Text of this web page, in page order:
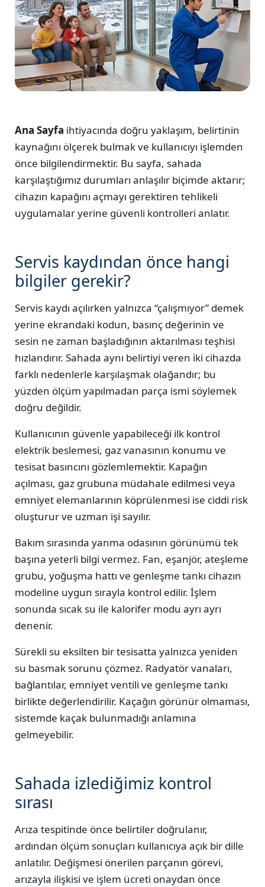
İstanbul genelinde planlı servis
Ana Sayfa ihtiyacında doğru yaklaşım, belirtinin
kaynağını ölçerek bulmak ve kullanıcıyı işlemden
önce bilgilendirmektir. Bu sayfa, sahada
karşılaştığımız durumları anlaşılır biçimde aktarır;
cihazın kapağını açmayı gerektiren tehlikeli
uygulamalar yerine güvenli kontrolleri anlatır.
Servis kaydından önce hangi
bilgiler gerekir?
Servis kaydı açılırken yalnızca “çalışmıyor” demek
yerine ekrandaki kodun, basınç değerinin ve
sesin ne zaman başladığının aktarılması teşhisi
hızlandırır. Sahada aynı belirtiyi veren iki cihazda
farklı nedenlerle karşılaşmak olağandır; bu
yüzden ölçüm yapılmadan parça ismi söylemek
doğru değildir.
Kullanıcının güvenle yapabileceği ilk kontrol
elektrik beslemesi, gaz vanasının konumu ve
tesisat basıncını gözlemlemektir. Kapağın
açılması, gaz grubuna müdahale edilmesi veya
emniyet elemanlarının köprülenmesi ise ciddi risk
oluşturur ve uzman işi sayılır.
Bakım sırasında yanma odasının görünümü tek
başına yeterli bilgi vermez. Fan, eşanjör, ateşleme
grubu, yoğuşma hattı ve genleşme tankı cihazın
modeline uygun sırayla kontrol edilir. İşlem
sonunda sıcak su ile kalorifer modu ayrı ayrı
denenir.
Sürekli su eksilten bir tesisatta yalnızca yeniden
su basmak sorunu çözmez. Radyatör vanaları,
bağlantılar, emniyet ventili ve genleşme tankı
birlikte değerlendirilir. Kaçağın görünür olmaması,
sistemde kaçak bulunmadığı anlamına
gelmeyebilir.
Sahada izlediğimiz kontrol
sırası
Arıza tespitinde önce belirtiler doğrulanır,
ardından ölçüm sonuçları kullanıcıya açık bir dille
anlatılır. Değişmesi önerilen parçanın görevi,
arızayla ilişkisi ve işlem ücreti onaydan önce